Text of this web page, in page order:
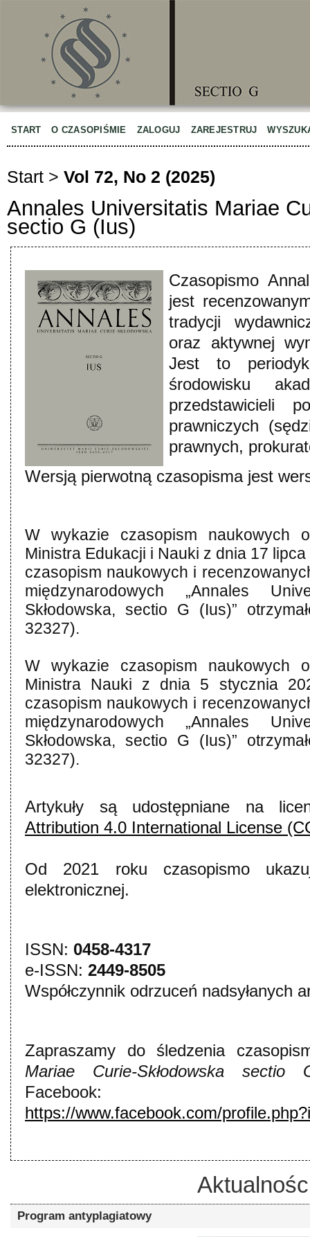
START O CZASOPIŚMIE ZALOGUJ ZAREJESTRUJ
Start > Vol 72, No 2 (2025)
Annales Universitatis Mariae
sectio G (Ius)
Czasopismo
jest
tradycji
oraz aktywnej
Jest to
środowisku
przedstawicieli
prawniczych
prawnych,
Wersją pierwotną czasopisma jest
W wykazie czasopism naukowych
Ministra Edukacji i Nauki z dnia 17
czasopism naukowych i
międzynarodowych „Annales
Skłodowska, sectio G (Ius)”
32327).
W wykazie czasopism naukowych
Ministra Nauki z dnia 5 stycznia
czasopism naukowych i
międzynarodowych „Annales
Skłodowska, sectio G (Ius)”
32327).
Artykuły są udostępniane na
Attribution 4.0 International License
Od 2021 roku czasopismo
elektronicznej.
ISSN: 0458-4317
e-ISSN: 2449-8505
Współczynnik odrzuceń nadsyłanych
Zapraszamy do śledzenia
Mariae Curie-Skłodowska
Facebook:
https://www.facebook.com/
Program antyplagiatowy